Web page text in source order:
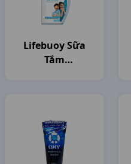
Lifebuoy Sữa
Tắm